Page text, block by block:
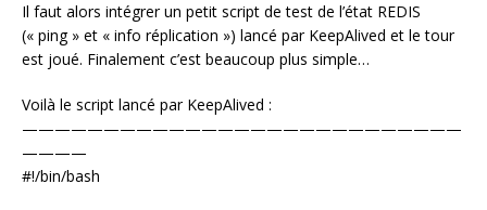
Il faut alors intégrer un petit script de test de l’état REDIS
(« ping » et « info réplication ») lancé par KeepAlived et le tour
est joué. Finalement c’est beaucoup plus simple…
Voilà le script lancé par KeepAlived :
———————————————————————————
————
#!/bin/bash